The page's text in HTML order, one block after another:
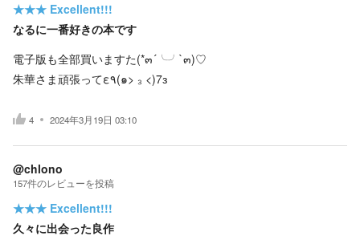
★★★ Excellent!!!
なるに一番好きの本です
電子版も全部買いますた(*๓´╰╯`๓)♡
朱華さま頑張ってε٩(๑> ₃ <)7з
4 2024年3月19日 03:10
@chlono
157件のレビューを投稿
★★★ Excellent!!!
久々に出会った良作